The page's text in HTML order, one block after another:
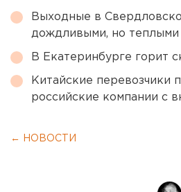
Выходные в
дождливыми, но теплыми
В Екатеринбурге горит
Китайские перевозчики
российские компании с
← НОВОСТИ